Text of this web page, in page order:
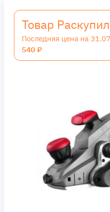
Товар
Последняя цена на
540 ₽